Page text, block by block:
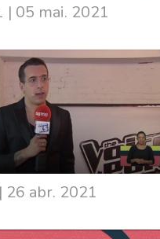
| 05 mai. 2021
| 26 abr. 2021